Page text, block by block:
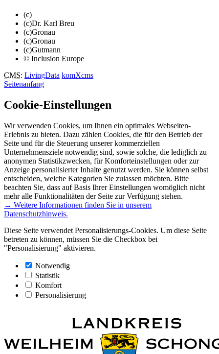
(c)
(c)Dr. Karl Breu
(c)Gronau
(c)Gronau
(c)Gutmann
© Inclusion Europe
CMS: LivingData komXcms
Seitenanfang
Cookie-Einstellungen
Wir verwenden Cookies, um Ihnen ein optimales Webseiten-
Erlebnis zu bieten. Dazu zählen Cookies, die für den Betrieb der
Seite und für die Steuerung unserer kommerziellen
Unternehmensziele notwendig sind, sowie solche, die lediglich zu
anonymen Statistikzwecken, für Komforteinstellungen oder zur
Anzeige personalisierter Inhalte genutzt werden. Sie können selbst
entscheiden, welche Kategorien Sie zulassen möchten. Bitte
beachten Sie, dass auf Basis Ihrer Einstellungen womöglich nicht
mehr alle Funktionalitäten der Seite zur Verfügung stehen.
→ Weitere Informationen finden Sie in unserem
Datenschutzhinweis.
Diese Seite verwendet Personalisierungs-Cookies. Um diese Seite
betreten zu können, müssen Sie die Checkbox bei
"Personalisierung" aktivieren.
Notwendig
Statistik
Komfort
Personalisierung